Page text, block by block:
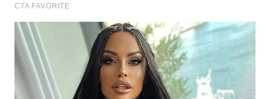
WN
BOGOR
WN
DEPOK